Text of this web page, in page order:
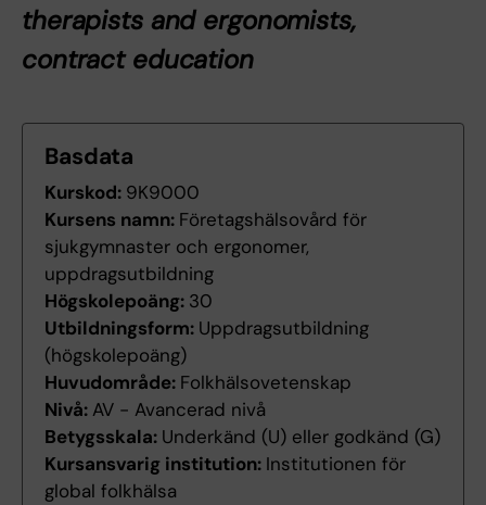
therapists and ergonomists,
contract education
Basdata
Kurskod: 9K9000
Kursens namn: Företagshälsovård för
sjukgymnaster och ergonomer,
uppdragsutbildning
Högskolepoäng: 30
Utbildningsform: Uppdragsutbildning
(högskolepoäng)
Huvudområde: Folkhälsovetenskap
Nivå: AV - Avancerad nivå
Betygsskala: Underkänd (U) eller godkänd (G)
Kursansvarig institution: Institutionen för
global folkhälsa